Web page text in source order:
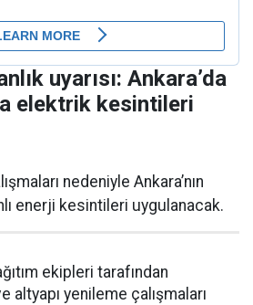
uyarısı: Ankara’da
elektrik kesintileri
nedeniyle Ankara’nın
enerji kesintileri uygulanacak.
ekipleri tarafından
altyapı yenileme çalışmaları